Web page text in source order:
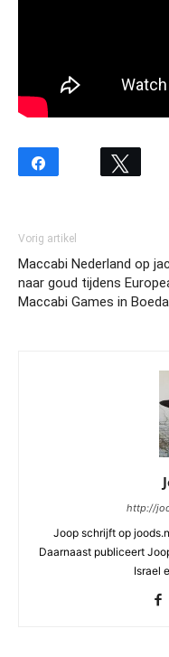
Vorig artikel
Maccabi Nederland op
naar goud tijdens
Maccabi Games in
http://
Joop schrijft op
Daarnaast publiceert
Israel